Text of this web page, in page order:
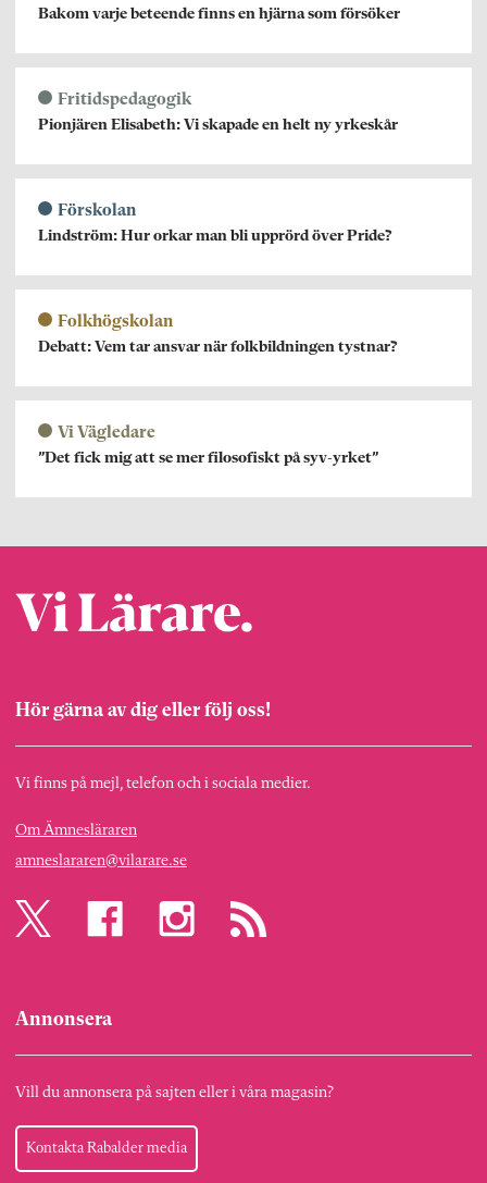
Bakom varje beteende finns en hjärna som försöker
Fritidspedagogik
Pionjären Elisabeth: Vi skapade en helt ny yrkeskår
Förskolan
Lindström: Hur orkar man bli upprörd över Pride?
Folkhögskolan
Debatt: Vem tar ansvar när folkbildningen tystnar?
Vi Vägledare
”Det fick mig att se mer filosofiskt på syv-yrket”
Hör gärna av dig eller följ oss!
Vi finns på mejl, telefon och i sociala medier.
Om Ämnesläraren
amneslararen@vilarare.se
Annonsera
Vill du annonsera på sajten eller i våra magasin?
Kontakta Rabalder media